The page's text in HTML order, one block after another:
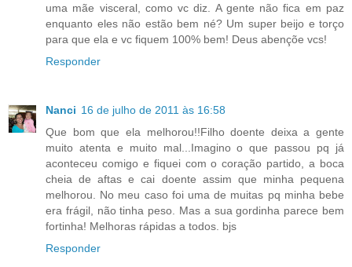
uma mãe visceral, como vc diz. A gente não fica em paz
enquanto eles não estão bem né? Um super beijo e torço
para que ela e vc fiquem 100% bem! Deus abençõe vcs!
Responder
Nanci 16 de julho de 2011 às 16:58
Que bom que ela melhorou!!Filho doente deixa a gente
muito atenta e muito mal...Imagino o que passou pq já
aconteceu comigo e fiquei com o coração partido, a boca
cheia de aftas e cai doente assim que minha pequena
melhorou. No meu caso foi uma de muitas pq minha bebe
era frágil, não tinha peso. Mas a sua gordinha parece bem
fortinha! Melhoras rápidas a todos. bjs
Responder